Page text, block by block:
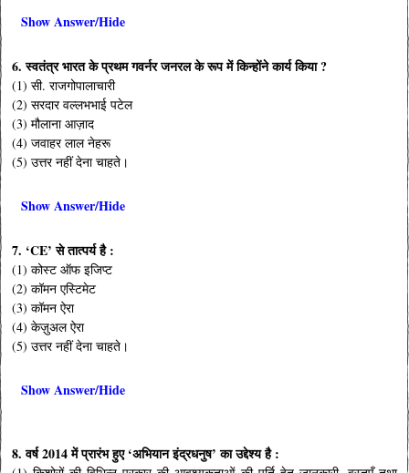
Show Answer/Hide
6. स्वतंत्र भारत के प्रथम गवर्नर जनरल के रूप में किन्होंने कार्य किया ?
(1) सी. राजगोपालाचारी
(2) सरदार वल्लभभाई पटेल
(3) मौलाना आज़ाद
(4) जवाहर लाल नेहरू
(5) उत्तर नहीं देना चाहते।
Show Answer/Hide
7. ‘CE’ से तात्पर्य है :
(1) कोस्ट ऑफ इजिप्ट
(2) कॉमन एस्टिमेट
(3) कॉमन ऐरा
(4) केज़ुअल ऐरा
(5) उत्तर नहीं देना चाहते।
Show Answer/Hide
8. वर्ष 2014 में प्रारंभ हुए ‘अभियान इंद्रधनुष’ का उद्देश्य है :